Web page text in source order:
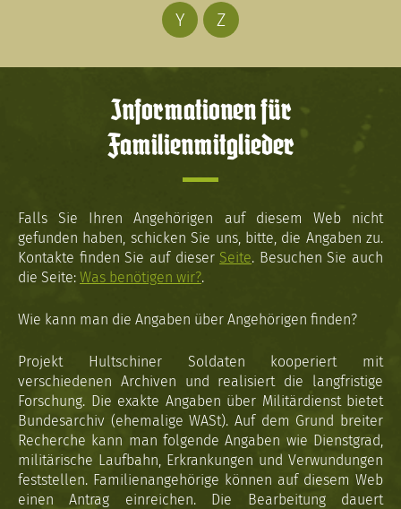
Y
Z
Informationen für
Familienmitglieder
Falls Sie Ihren Angehörigen auf diesem Web nicht
gefunden haben, schicken Sie uns, bitte, die Angaben zu.
Kontakte finden Sie auf dieser Seite. Besuchen Sie auch
die Seite: Was benötigen wir?.
Wie kann man die Angaben über Angehörigen finden?
Projekt Hultschiner Soldaten kooperiert mit
verschiedenen Archiven und realisiert die langfristige
Forschung. Die exakte Angaben über Militärdienst bietet
Bundesarchiv (ehemalige WASt). Auf dem Grund breiter
Recherche kann man folgende Angaben wie Dienstgrad,
militärische Laufbahn, Erkrankungen und Verwundungen
feststellen. Familienangehörige können auf diesem Web
einen Antrag einreichen. Die Bearbeitung dauert